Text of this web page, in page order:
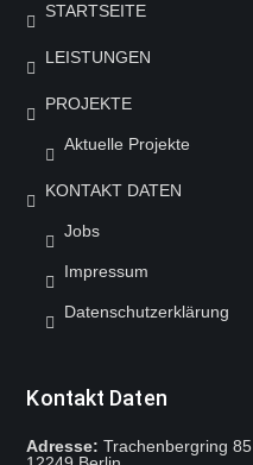
STARTSEITE
LEISTUNGEN
PROJEKTE
Aktuelle Projekte
KONTAKT DATEN
Jobs
Impressum
Datenschutzerklärung
Kontakt Daten
Adresse: Trachenbergring 85